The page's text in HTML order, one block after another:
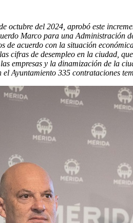
octubre del 2024, aprobó este
Marco para una Administración
de acuerdo con la situación
cifras de desempleo en la ciudad,
empresas y la dinamización de la
el Ayuntamiento 335 contrataciones